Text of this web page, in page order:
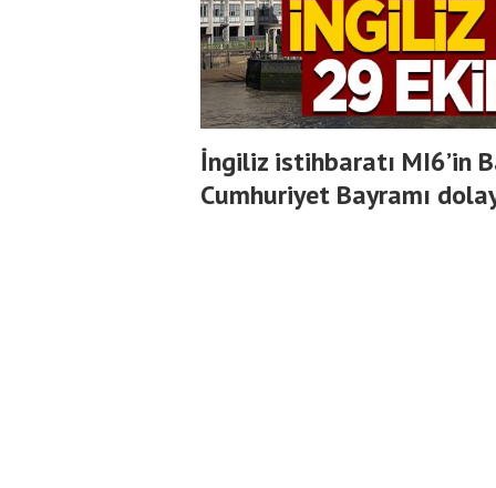
İngiliz istihbaratı MI6’in
Cumhuriyet Bayramı